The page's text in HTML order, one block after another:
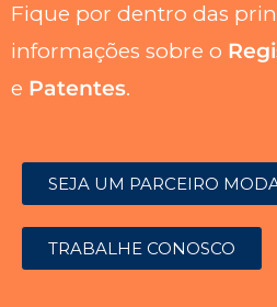
Fique por dentro das
informações sobre o
e Patentes.
SEJA UM PARCEIRO
TRABALHE CONOSCO